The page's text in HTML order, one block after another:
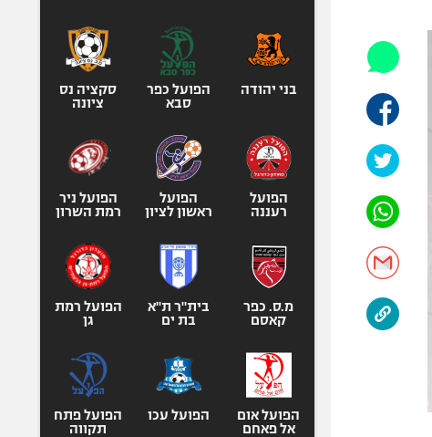
אופניים
ספורט מוטורי
כדורמים
בייסבול MLB
ספורט אתגרי
אומנויות לחימה
גיימינג E-Sports
בני יהודה
הפועל כפר
סבא
סקציה נס
ציונה
הפועל
רעננה
הפועל
ראשון לציון
הפועל ניר
רמת השרון
מ.ס. כפר
קאסם
בית"ר ת"א
בת ים
הפועל רמת
גן
הפועל אום
אל פאחם
הפועל עכו
הפועל פתח
תקווה